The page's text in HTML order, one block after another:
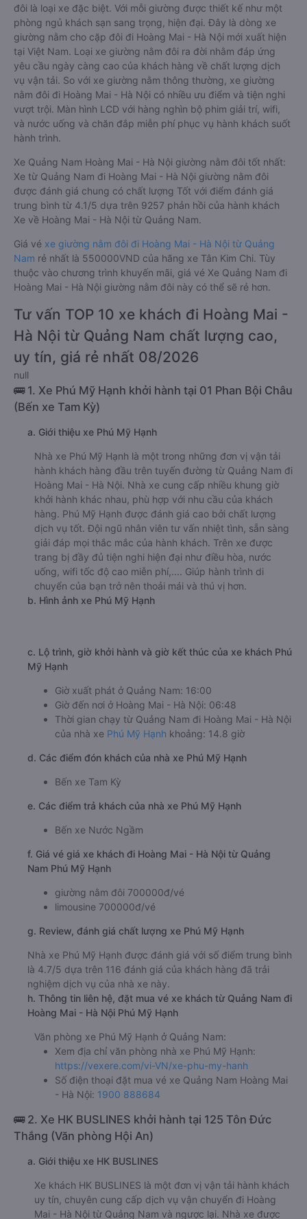
đôi là loại xe đặc biệt. Với mỗi giường được thiết kế như một
phòng ngủ khách sạn sang trọng, hiện đại. Đây là dòng xe
giường nằm cho cặp đôi đi Hoàng Mai - Hà Nội mới xuất hiện
tại Việt Nam. Loại xe giường nằm đôi ra đời nhằm đáp ứng
yêu cầu ngày càng cao của khách hàng về chất lượng dịch
vụ vận tải. So với xe giường nằm thông thường, xe giường
nằm đôi đi Hoàng Mai - Hà Nội có nhiều ưu điểm và tiện nghi
vượt trội. Màn hình LCD với hàng nghìn bộ phim giải trí, wifi,
và nước uống và chăn đắp miễn phí phục vụ hành khách suốt
hành trình.
Xe Quảng Nam Hoàng Mai - Hà Nội giường nằm đôi tốt nhất:
Xe từ Quảng Nam đi Hoàng Mai - Hà Nội giường nằm đôi
được đánh giá chung có chất lượng Tốt với điểm đánh giá
trung bình từ 4.1/5 dựa trên 9257 phản hồi của hành khách
Xe về Hoàng Mai - Hà Nội từ Quảng Nam.
Giá vé xe giường nằm đôi đi Hoàng Mai - Hà Nội từ Quảng
Nam rẻ nhất là 550000VND của hãng xe Tân Kim Chi. Tùy
thuộc vào chương trình khuyến mãi, giá vé Xe Quảng Nam đi
Hoàng Mai - Hà Nội giường nằm đôi này có thể sẽ rẻ hơn.
Tư vấn TOP 10 xe khách đi Hoàng Mai -
Hà Nội từ Quảng Nam chất lượng cao,
uy tín, giá rẻ nhất 08/2026
null
🚌 1. Xe Phú Mỹ Hạnh khởi hành tại 01 Phan Bội Châu
(Bến xe Tam Kỳ)
a. Giới thiệu xe Phú Mỹ Hạnh
Nhà xe Phú Mỹ Hạnh là một trong những đơn vị vận tải
hành khách hàng đầu trên tuyến đường từ Quảng Nam đi
Hoàng Mai - Hà Nội. Nhà xe cung cấp nhiều khung giờ
khởi hành khác nhau, phù hợp với nhu cầu của khách
hàng. Phú Mỹ Hạnh được đánh giá cao bởi chất lượng
dịch vụ tốt. Đội ngũ nhân viên tư vấn nhiệt tình, sẵn sàng
giải đáp mọi thắc mắc của hành khách. Trên xe được
trang bị đầy đủ tiện nghi hiện đại như điều hòa, nước
uống, wifi tốc độ cao miễn phí,.... Giúp hành trình di
chuyển của bạn trở nên thoải mái và thú vị hơn.
b. Hình ảnh xe Phú Mỹ Hạnh
c. Lộ trình, giờ khởi hành và giờ kết thúc của xe khách Phú
Mỹ Hạnh
Giờ xuất phát ở Quảng Nam: 16:00
Giờ đến nơi ở Hoàng Mai - Hà Nội: 06:48
Thời gian chạy từ Quảng Nam đi Hoàng Mai - Hà Nội
của nhà xe Phú Mỹ Hạnh khoảng: 14.8 giờ
d. Các điểm đón khách của nhà xe Phú Mỹ Hạnh
Bến xe Tam Kỳ
e. Các điểm trả khách của nhà xe Phú Mỹ Hạnh
Bến xe Nước Ngầm
f. Giá vé giá xe khách đi Hoàng Mai - Hà Nội từ Quảng
Nam Phú Mỹ Hạnh
giường nằm đôi 700000đ/vé
limousine 700000đ/vé
g. Review, đánh giá chất lượng xe Phú Mỹ Hạnh
Nhà xe Phú Mỹ Hạnh được đánh giá với số điểm trung bình
là 4.7/5 dựa trên 116 đánh giá của khách hàng đã trải
nghiệm dịch vụ của nhà xe này.
h. Thông tin liên hệ, đặt mua vé xe khách từ Quảng Nam đi
Hoàng Mai - Hà Nội Phú Mỹ Hạnh
Văn phòng xe Phú Mỹ Hạnh ở Quảng Nam:
Xem địa chỉ văn phòng nhà xe Phú Mỹ Hạnh:
https://vexere.com/vi-VN/xe-phu-my-hanh
Số điện thoại đặt mua vé xe Quảng Nam Hoàng Mai
- Hà Nội: 1900 888684
🚌 2. Xe HK BUSLINES khởi hành tại 125 Tôn Đức
Thắng (Văn phòng Hội An)
a. Giới thiệu xe HK BUSLINES
Xe khách HK BUSLINES là một đơn vị vận tải hành khách
uy tín, chuyên cung cấp dịch vụ vận chuyển đi Hoàng
Mai - Hà Nội từ Quảng Nam và ngược lại. Nhà xe được